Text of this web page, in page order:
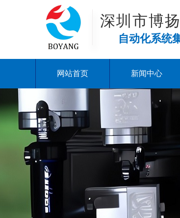
深圳市博
自动化系统
网站首页 新闻中心